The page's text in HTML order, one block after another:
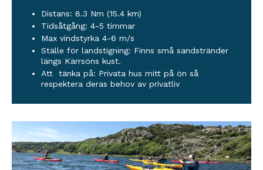
Distans: 8.3 Nm (15.4 km)
Tidsåtgång: 4-5 timmar
Max vindstyrka 4-6 m/s
Ställe för landstigning: Finns små sandstränder
längs Kärrsöns kust.
Att tänka på: Privata hus mitt på ön så
respektera deras behov av privatliv